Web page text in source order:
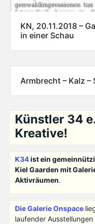
KN, 20.11.2018 –
in einer Schau
Armbrecht – Kalz –
Künstler 34
Kreative!
K34ist ein
Kiel Gaarden mit
Aktivräumen.
Die Galerie Onspace
laufender